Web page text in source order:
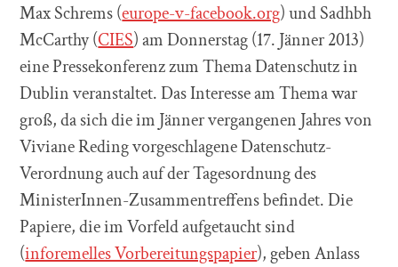
Max Schrems (europe-v-facebook.org) und Sadhbh
McCarthy (CIES) am Donnerstag (17. Jänner 2013)
eine Pressekonferenz zum Thema Datenschutz in
Dublin veranstaltet. Das Interesse am Thema war
groß, da sich die im Jänner vergangenen Jahres von
Viviane Reding vorgeschlagene Datenschutz-
Verordnung auch auf der Tagesordnung des
MinisterInnen-Zusammentreffens befindet. Die
Papiere, die im Vorfeld aufgetaucht sind
(inforemelles Vorbereitungspapier), geben Anlass